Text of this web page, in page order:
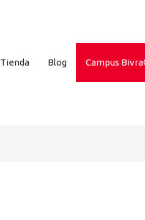
Tienda Blog Campus